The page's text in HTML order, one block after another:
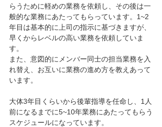
らうために軽めの業務を依頼し、その後は一
般的な業務にあたってもらっています。1~2
年目は基本的に上司の指示に基づきますが、
早くからレベルの高い業務を依頼していま
す。
また、意図的にメンバー同士の担当業務を入
れ替え、お互いに業務の進め方を教えあって
います。
大体3年目くらいから後輩指導を任命し、1人
前になるまでに5~10年業務にあたってもらう
スケジュールになっています。